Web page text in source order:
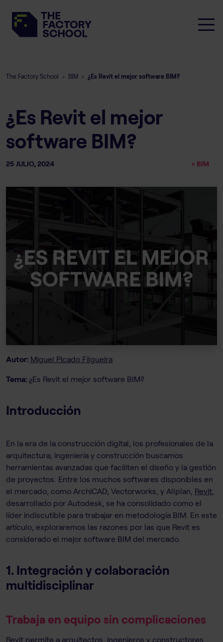
The Factory School > BIM > ¿Es Revit el mejor software BIM?
¿Es Revit el mejor
software BIM?
25 JULIO, 2024 > BIM
Autor: Miguel Picado Filgueira
Tema: ¿Es Revit el mejor software BIM?
Introducción
En la era de la construcción digital, los profesionales de la
arquitectura, ingeniería y construcción buscamos
herramientas avanzadas que faciliten el diseño y la gestión
de proyectos. Entre los muchos softwares disponibles en
el mercado, como ArchiCAD, Vectorworks, y Allplan, Revit
desarrollado por Autodesk, se ha consolidado como el
líder indiscutible para trabajar en metodología BIM. En este
artículo, exploraremos las razones por las que Revit es
considerado el mejor software BIM del mercado.
1. Integración y colaboración
multidisciplinar
Trabaja en equipo sin complicaciones
Revit permite a arquitectos, ingenieros y constructores